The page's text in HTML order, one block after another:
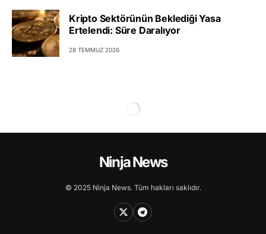
Kripto Sektörünün Beklediği Yasa
Ertelendi: Süre Daralıyor
28 TEMMUZ 2026
Ninja News
© 2025 Ninja News. Tüm hakları saklıdır.